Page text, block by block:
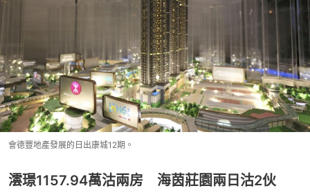
會德豐地產發展的日出康城12期。
澐璟1157.94萬沽兩房 海茵莊園兩日沽2伙